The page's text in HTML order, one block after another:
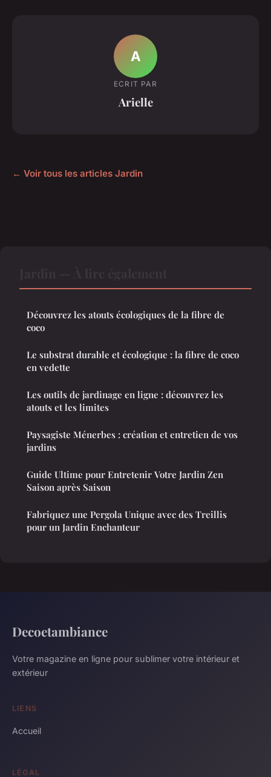
A
ECRIT PAR
Arielle
← Voir tous les articles Jardin
Découvrez les atouts écologiques de la fibre de
coco
Le substrat durable et écologique : la fibre de coco
en vedette
Les outils de jardinage en ligne : découvrez les
atouts et les limites
Paysagiste Ménerbes : création et entretien de vos
jardins
Guide Ultime pour Entretenir Votre Jardin Zen
Saison après Saison
Fabriquez une Pergola Unique avec des Treillis
pour un Jardin Enchanteur
Decoetambiance
Votre magazine en ligne pour sublimer votre intérieur et
extérieur
LIENS
Accueil
LÉGAL